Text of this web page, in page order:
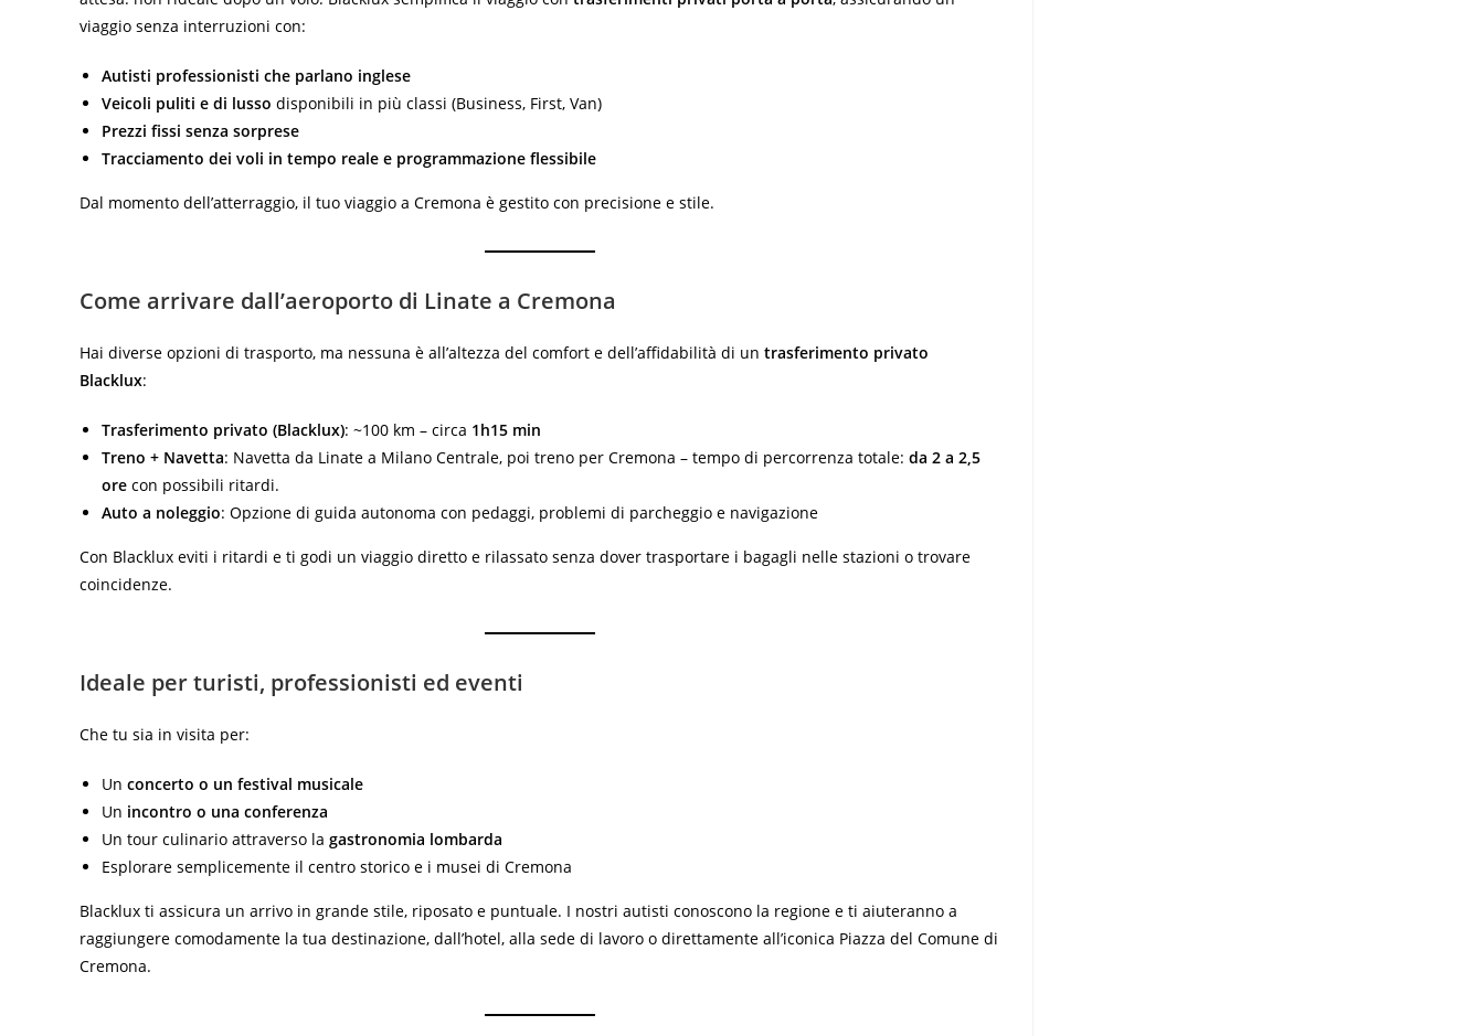
viaggio senza interruzioni con:
Autisti professionisti che parlano inglese
Veicoli puliti e di lusso disponibili in più classi (Business, First, Van)
Prezzi fissi senza sorprese
Tracciamento dei voli in tempo reale e programmazione flessibile
Dal momento dell’atterraggio, il tuo viaggio a Cremona è gestito con precisione e stile.
Come arrivare dall’aeroporto di Linate a Cremona
Hai diverse opzioni di trasporto, ma nessuna è all’altezza del comfort e dell’affidabilità di un trasferimento privato
Blacklux:
Trasferimento privato (Blacklux): ~100 km – circa 1h15 min
Treno + Navetta: Navetta da Linate a Milano Centrale, poi treno per Cremona – tempo di percorrenza totale: da 2 a 2,5
ore con possibili ritardi.
Auto a noleggio: Opzione di guida autonoma con pedaggi, problemi di parcheggio e navigazione
Con Blacklux eviti i ritardi e ti godi un viaggio diretto e rilassato senza dover trasportare i bagagli nelle stazioni o trovare
coincidenze.
Ideale per turisti, professionisti ed eventi
Che tu sia in visita per:
Un concerto o un festival musicale
Un incontro o una conferenza
Un tour culinario attraverso la gastronomia lombarda
Esplorare semplicemente il centro storico e i musei di Cremona
Blacklux ti assicura un arrivo in grande stile, riposato e puntuale. I nostri autisti conoscono la regione e ti aiuteranno a
raggiungere comodamente la tua destinazione, dall’hotel, alla sede di lavoro o direttamente all’iconica Piazza del Comune di
Cremona.